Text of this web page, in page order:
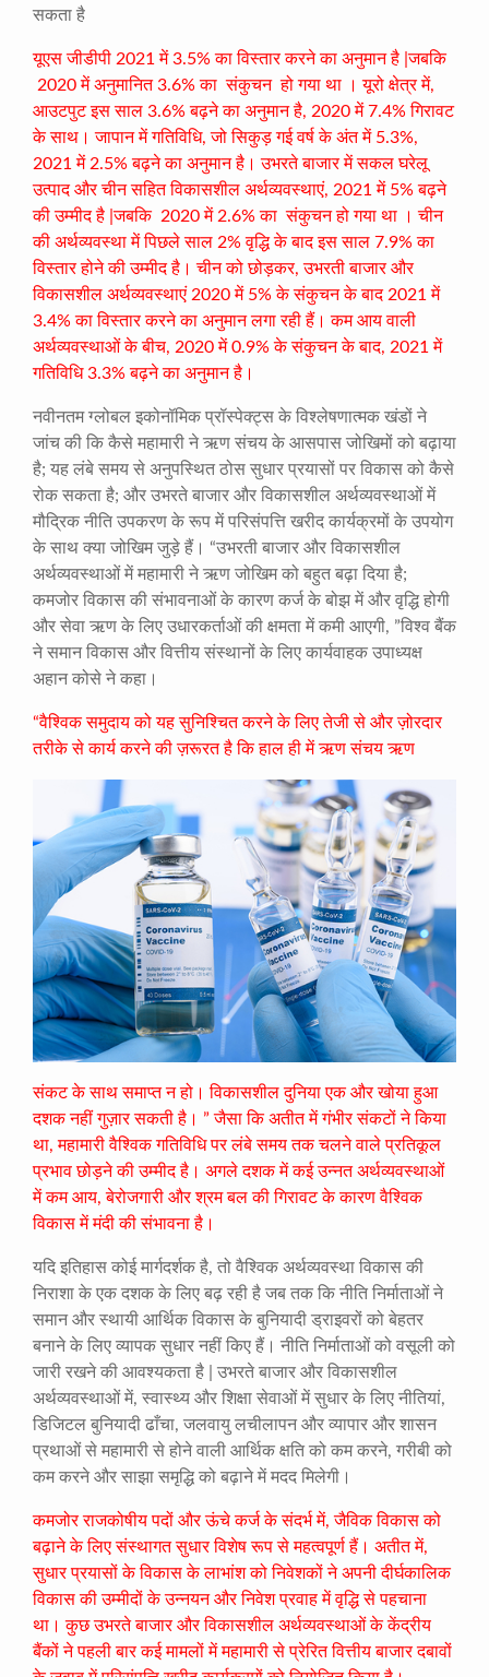
सकता है
यूएस जीडीपी 2021 में 3.5% का विस्तार करने का अनुमान है |जबकि
2020 में अनुमानित 3.6% का संकुचन हो गया था । यूरो क्षेत्र में,
आउटपुट इस साल 3.6% बढ़ने का अनुमान है, 2020 में 7.4% गिरावट
के साथ। जापान में गतिविधि, जो सिकुड़ गई वर्ष के अंत में 5.3%,
2021 में 2.5% बढ़ने का अनुमान है। उभरते बाजार में सकल घरेलू
उत्पाद और चीन सहित विकासशील अर्थव्यवस्थाएं, 2021 में 5% बढ़ने
की उम्मीद है |जबकि 2020 में 2.6% का संकुचन हो गया था । चीन
की अर्थव्यवस्था में पिछले साल 2% वृद्धि के बाद इस साल 7.9% का
विस्तार होने की उम्मीद है। चीन को छोड़कर, उभरती बाजार और
विकासशील अर्थव्यवस्थाएं 2020 में 5% के संकुचन के बाद 2021 में
3.4% का विस्तार करने का अनुमान लगा रही हैं। कम आय वाली
अर्थव्यवस्थाओं के बीच, 2020 में 0.9% के संकुचन के बाद, 2021 में
गतिविधि 3.3% बढ़ने का अनुमान है।
नवीनतम ग्लोबल इकोनॉमिक प्रॉस्पेक्ट्स के विश्लेषणात्मक खंडों ने
जांच की कि कैसे महामारी ने ऋण संचय के आसपास जोखिमों को बढ़ाया
है; यह लंबे समय से अनुपस्थित ठोस सुधार प्रयासों पर विकास को कैसे
रोक सकता है; और उभरते बाजार और विकासशील अर्थव्यवस्थाओं में
मौद्रिक नीति उपकरण के रूप में परिसंपत्ति खरीद कार्यक्रमों के उपयोग
के साथ क्या जोखिम जुड़े हैं। “उभरती बाजार और विकासशील
अर्थव्यवस्थाओं में महामारी ने ऋण जोखिम को बहुत बढ़ा दिया है;
कमजोर विकास की संभावनाओं के कारण कर्ज के बोझ में और वृद्धि होगी
और सेवा ऋण के लिए उधारकर्ताओं की क्षमता में कमी आएगी, ”विश्व बैंक
ने समान विकास और वित्तीय संस्थानों के लिए कार्यवाहक उपाध्यक्ष
अहान कोसे ने कहा।
“वैश्विक समुदाय को यह सुनिश्चित करने के लिए तेजी से और ज़ोरदार
तरीके से कार्य करने की ज़रूरत है कि हाल ही में ऋण संचय ऋण
संकट के साथ समाप्त न हो। विकासशील दुनिया एक और खोया हुआ
दशक नहीं गुज़ार सकती है। ” जैसा कि अतीत में गंभीर संकटों ने किया
था, महामारी वैश्विक गतिविधि पर लंबे समय तक चलने वाले प्रतिकूल
प्रभाव छोड़ने की उम्मीद है। अगले दशक में कई उन्नत अर्थव्यवस्थाओं
में कम आय, बेरोजगारी और श्रम बल की गिरावट के कारण वैश्विक
विकास में मंदी की संभावना है।
यदि इतिहास कोई मार्गदर्शक है, तो वैश्विक अर्थव्यवस्था विकास की
निराशा के एक दशक के लिए बढ़ रही है जब तक कि नीति निर्माताओं ने
समान और स्थायी आर्थिक विकास के बुनियादी ड्राइवरों को बेहतर
बनाने के लिए व्यापक सुधार नहीं किए हैं। नीति निर्माताओं को वसूली को
जारी रखने की आवश्यकता है | उभरते बाजार और विकासशील
अर्थव्यवस्थाओं में, स्वास्थ्य और शिक्षा सेवाओं में सुधार के लिए नीतियां,
डिजिटल बुनियादी ढाँचा, जलवायु लचीलापन और व्यापार और शासन
प्रथाओं से महामारी से होने वाली आर्थिक क्षति को कम करने, गरीबी को
कम करने और साझा समृद्धि को बढ़ाने में मदद मिलेगी।
कमजोर राजकोषीय पदों और ऊंचे कर्ज के संदर्भ में, जैविक विकास को
बढ़ाने के लिए संस्थागत सुधार विशेष रूप से महत्वपूर्ण हैं। अतीत में,
सुधार प्रयासों के विकास के लाभांश को निवेशकों ने अपनी दीर्घकालिक
विकास की उम्मीदों के उन्नयन और निवेश प्रवाह में वृद्धि से पहचाना
था। कुछ उभरते बाजार और विकासशील अर्थव्यवस्थाओं के केंद्रीय
बैंकों ने पहली बार कई मामलों में महामारी से प्रेरित वित्तीय बाजार दबावों